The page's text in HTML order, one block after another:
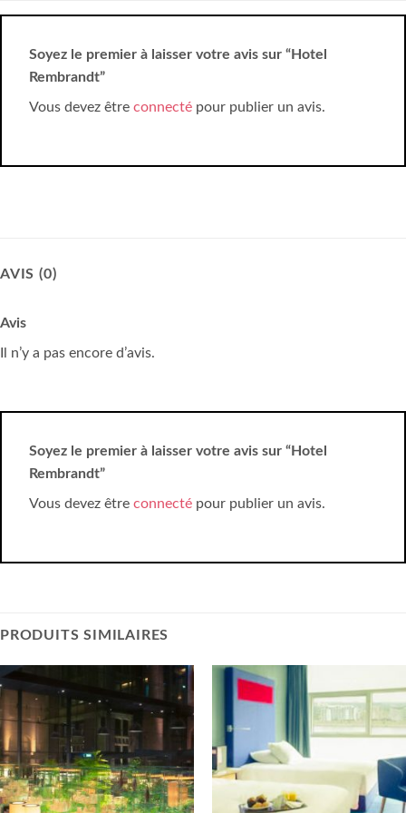
Soyez le premier à laisser votre avis sur “Hotel
Rembrandt”
Vous devez être connecté pour publier un avis.
AVIS (0)
Avis
Il n’y a pas encore d’avis.
Soyez le premier à laisser votre avis sur “Hotel
Rembrandt”
Vous devez être connecté pour publier un avis.
PRODUITS SIMILAIRES